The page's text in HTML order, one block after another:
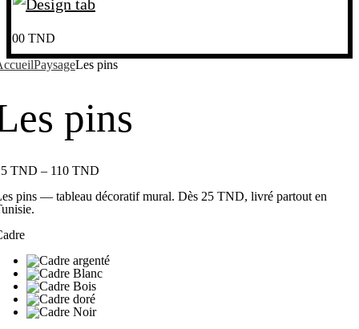
00 TND
PaysageLes pins
pins
TND – 110 TND
pins — tableau décoratif mural. Dès 25 TND, livré partout en